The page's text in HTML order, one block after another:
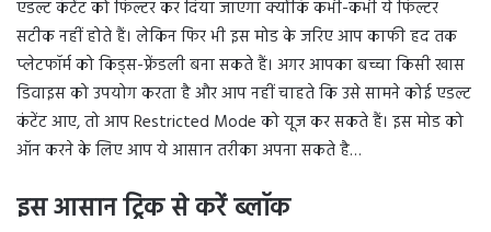
एडल्ट कंटेंट को फिल्टर कर दिया जाएगा क्योंकि कभी-कभी ये फिल्टर
सटीक नहीं होते हैं। लेकिन फिर भी इस मोड के जरिए आप काफी हद तक
प्लेटफॉर्म को किड्स-फ्रेंडली बना सकते हैं। अगर आपका बच्चा किसी खास
डिवाइस को उपयोग करता है और आप नहीं चाहते कि उसे सामने कोई एडल्ट
कंटेंट आए, तो आप Restricted Mode को यूज कर सकते हैं। इस मोड को
ऑन करने के लिए आप ये आसान तरीका अपना सकते है…
इस आसान ट्रिक से करें ब्लॉक